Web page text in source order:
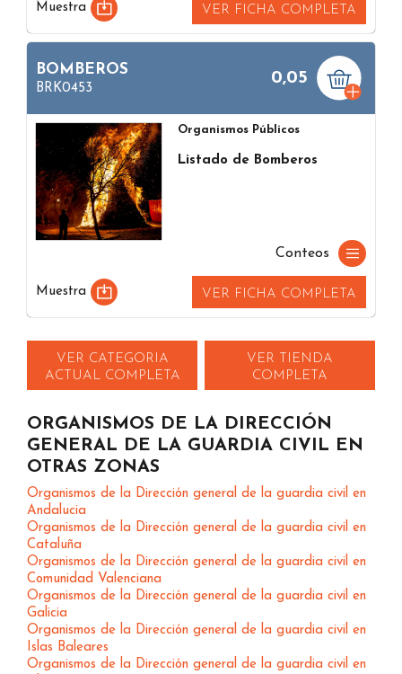
Muestra VER FICHA COMPLETA
BOMBEROS
BRK0453
0,05
Organismos Públicos
Listado de Bomberos
Conteos
Muestra VER FICHA COMPLETA
VER CATEGORIA
ACTUAL COMPLETA
VER TIENDA
COMPLETA
ORGANISMOS DE LA DIRECCIÓN
GENERAL DE LA GUARDIA CIVIL EN
OTRAS ZONAS
Organismos de la Dirección general de la guardia civil en
Andalucia
Organismos de la Dirección general de la guardia civil en
Cataluña
Organismos de la Dirección general de la guardia civil en
Comunidad Valenciana
Organismos de la Dirección general de la guardia civil en
Galicia
Organismos de la Dirección general de la guardia civil en
Islas Baleares
Organismos de la Dirección general de la guardia civil en